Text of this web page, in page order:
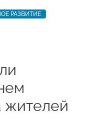
РАЗВИТИЕ
жителей